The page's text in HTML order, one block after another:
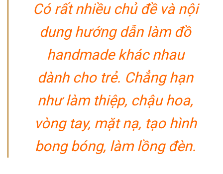
Có rất nhiều chủ đề và nội
dung hướng dẫn làm đồ
handmade khác nhau
dành cho trẻ. Chẳng hạn
như làm thiệp, chậu hoa,
vòng tay, mặt nạ, tạo hình
bong bóng, làm lồng đèn.